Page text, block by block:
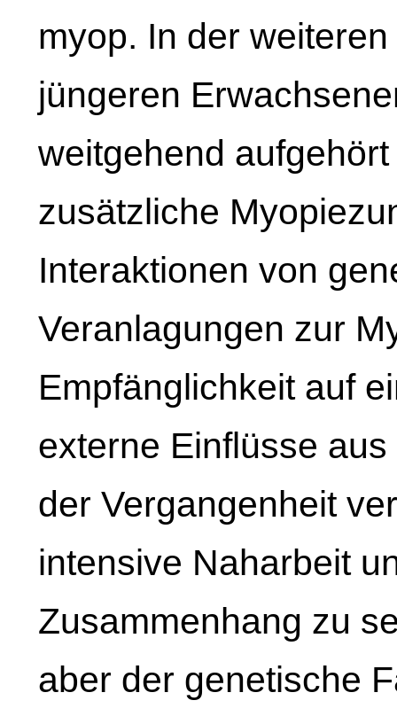
myop. In der
jüngeren
weitgehend
zusätzliche
Interaktionen von
Veranlagungen zur
Empfänglichkeit auf
externe Einflüsse
der Vergangenheit
intensive Naharbeit
Zusammenhang zu
aber der genetische